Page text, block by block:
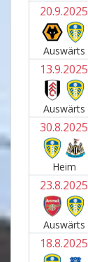
20.9.2025
Auswärts
13.9.2025
Auswärts
30.8.2025
Heim
23.8.2025
Auswärts
18.8.2025